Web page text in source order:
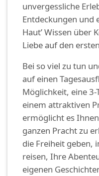
unvergessliche
Entdeckungen und
Haut’ Wissen über
Liebe auf den
Bei so viel zu tun
auf einen
Möglichkeit, eine 3-
einem attraktiven
ermöglicht es
ganzen Pracht zu
die Freiheit geben,
reisen, Ihre
eigenen